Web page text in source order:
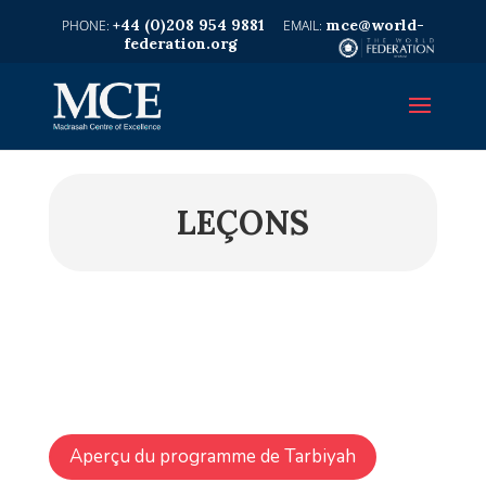
+44 (0)208 954 9881
mce@world-
federation.org
LEÇONS
Aperçu du programme de Tarbiyah